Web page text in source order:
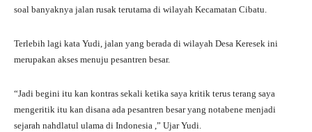
soal banyaknya jalan rusak terutama di wilayah Kecamatan Cibatu.
Terlebih lagi kata Yudi, jalan yang berada di wilayah Desa Keresek ini
merupakan akses menuju pesantren besar.
“Jadi begini itu kan kontras sekali ketika saya kritik terus terang saya
mengeritik itu kan disana ada pesantren besar yang notabene menjadi
sejarah nahdlatul ulama di Indonesia ,” Ujar Yudi.